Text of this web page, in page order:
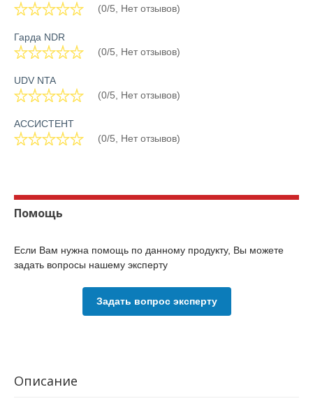
(0/5, Нет отзывов)
Гарда NDR
(0/5, Нет отзывов)
UDV NTA
(0/5, Нет отзывов)
АССИСТЕНТ
(0/5, Нет отзывов)
Помощь
Если Вам нужна помощь по данному продукту, Вы можете
задать вопросы нашему эксперту
Задать вопрос эксперту
Описание